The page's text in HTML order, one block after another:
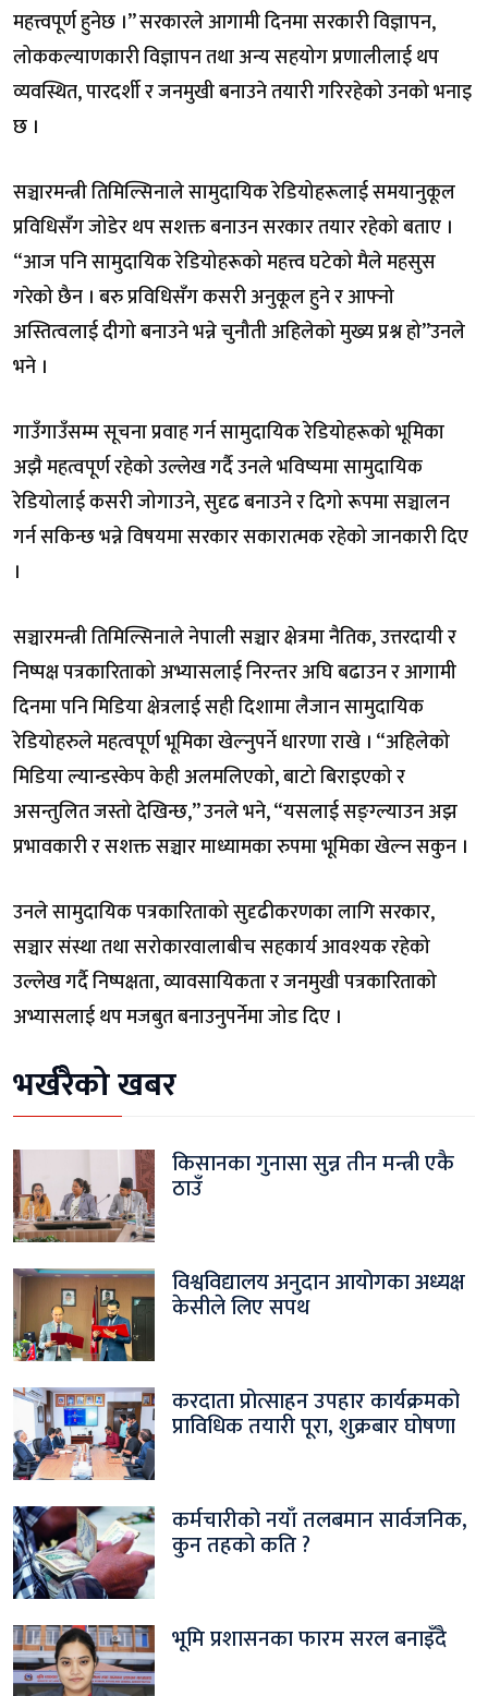
महत्त्वपूर्ण हुनेछ ।” सरकारले आगामी दिनमा सरकारी विज्ञापन,
लोककल्याणकारी विज्ञापन तथा अन्य सहयोग प्रणालीलाई थप
व्यवस्थित, पारदर्शी र जनमुखी बनाउने तयारी गरिरहेको उनको भनाइ
छ ।
सञ्चारमन्त्री तिमिल्सिनाले सामुदायिक रेडियोहरूलाई समयानुकूल
प्रविधिसँग जोडेर थप सशक्त बनाउन सरकार तयार रहेको बताए ।
“आज पनि सामुदायिक रेडियोहरूको महत्त्व घटेको मैले महसुस
गरेको छैन । बरु प्रविधिसँग कसरी अनुकूल हुने र आफ्नो
अस्तित्वलाई दीगो बनाउने भन्ने चुनौती अहिलेको मुख्य प्रश्न हो”उनले
भने ।
गाउँगाउँसम्म सूचना प्रवाह गर्न सामुदायिक रेडियोहरूको भूमिका
अझै महत्वपूर्ण रहेको उल्लेख गर्दै उनले भविष्यमा सामुदायिक
रेडियोलाई कसरी जोगाउने, सुदृढ बनाउने र दिगो रूपमा सञ्चालन
गर्न सकिन्छ भन्ने विषयमा सरकार सकारात्मक रहेको जानकारी दिए
।
सञ्चारमन्त्री तिमिल्सिनाले नेपाली सञ्चार क्षेत्रमा नैतिक, उत्तरदायी र
निष्पक्ष पत्रकारिताको अभ्यासलाई निरन्तर अघि बढाउन र आगामी
दिनमा पनि मिडिया क्षेत्रलाई सही दिशामा लैजान सामुदायिक
रेडियोहरुले महत्वपूर्ण भूमिका खेल्नुपर्ने धारणा राखे । “अहिलेको
मिडिया ल्यान्डस्केप केही अलमलिएको, बाटो बिराइएको र
असन्तुलित जस्तो देखिन्छ,” उनले भने, “यसलाई सङ्ग्ल्याउन अझ
प्रभावकारी र सशक्त सञ्चार माध्यामका रुपमा भूमिका खेल्न सकुन ।
उनले सामुदायिक पत्रकारिताको सुदृढीकरणका लागि सरकार,
सञ्चार संस्था तथा सरोकारवालाबीच सहकार्य आवश्यक रहेको
उल्लेख गर्दै निष्पक्षता, व्यावसायिकता र जनमुखी पत्रकारिताको
अभ्यासलाई थप मजबुत बनाउनुपर्नेमा जोड दिए ।
भर्खरैको खबर
किसानका गुनासा सुन्न तीन मन्त्री एकै
ठाउँ
विश्वविद्यालय अनुदान आयोगका अध्यक्ष
केसीले लिए सपथ
करदाता प्रोत्साहन उपहार कार्यक्रमको
प्राविधिक तयारी पूरा, शुक्रबार घोषणा
कर्मचारीको नयाँ तलबमान सार्वजनिक,
कुन तहको कति ?
भूमि प्रशासनका फारम सरल बनाइँदै